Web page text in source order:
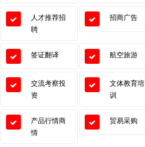
人才推荐招
聘
招商广告
签证翻译 航空旅游
交流考察投
资
文体教育培
训
产品行情商
情
贸易采购